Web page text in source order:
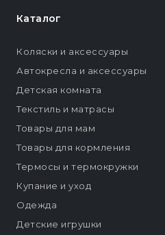
Каталог
Коляски и аксессуары
Автокресла и аксессуары
Детская комната
Текстиль и матрасы
Товары для мам
Товары для кормления
Термосы и термокружки
Купание и уход
Одежда
Детские игрушки